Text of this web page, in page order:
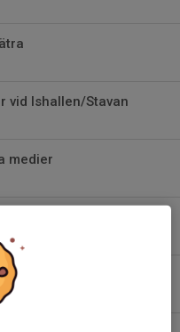
vid Ishallen/Stavan
medier
helgen